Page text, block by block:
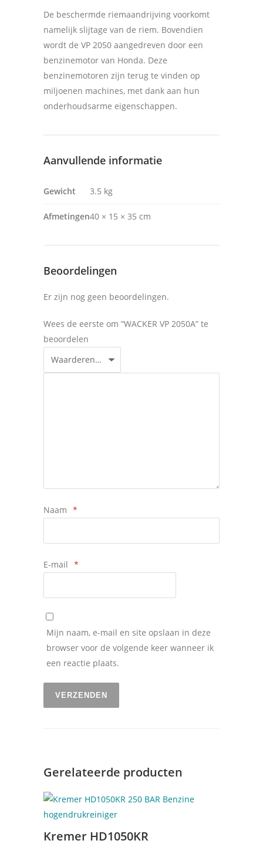
De beschermde riemaandrijving voorkomt
namelijk slijtage van de riem. Bovendien
wordt de VP 2050 aangedreven door een
benzinemotor van Honda. Deze
benzinemotoren zijn terug te vinden op
miljoenen machines, met dank aan hun
onderhoudsarme eigenschappen.
Aanvullende informatie
Gewicht 3.5 kg
Afmetingen40 × 15 × 35 cm
Beoordelingen
Er zijn nog geen beoordelingen.
Wees de eerste om “WACKER VP 2050A” te
beoordelen
Naam *
E-mail *
Mijn naam, e-mail en site opslaan in deze
browser voor de volgende keer wanneer ik
een reactie plaats.
Gerelateerde producten
Kremer HD1050KR